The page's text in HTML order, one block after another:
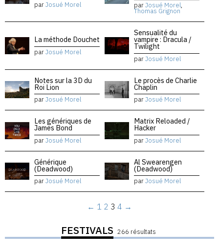
parJosué Morel parJosué Morel,
Thomas Grignon
La méthode Douchet
parJosué Morel
Sensualité du
vampire : Dracula /
Twilight
parJosué Morel
Notes sur la 3D du
Roi Lion
parJosué Morel
Le procès de Charlie
Chaplin
parJosué Morel
Les génériques de
James Bond
parJosué Morel
Matrix Reloaded /
Hacker
parJosué Morel
Générique
(Deadwood)
parJosué Morel
Al Swearengen
(Deadwood)
parJosué Morel
← 1 2 3 4 →
FESTIVALS 266 résultats